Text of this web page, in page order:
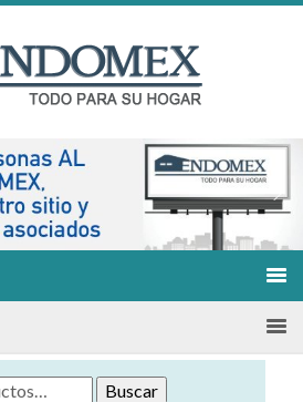
Buscar